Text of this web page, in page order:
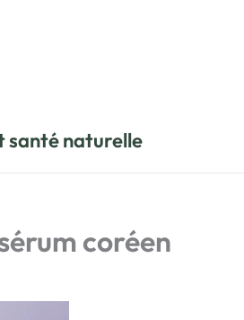
santé naturelle
coréen